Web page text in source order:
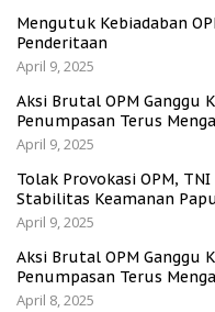
Mengutuk Kebiadaban
Penderitaan
April 9, 2025
Aksi Brutal OPM Ganggu
Penumpasan Terus
April 9, 2025
Tolak Provokasi OPM,
Stabilitas Keamanan
April 9, 2025
Aksi Brutal OPM Ganggu
Penumpasan Terus
April 8, 2025